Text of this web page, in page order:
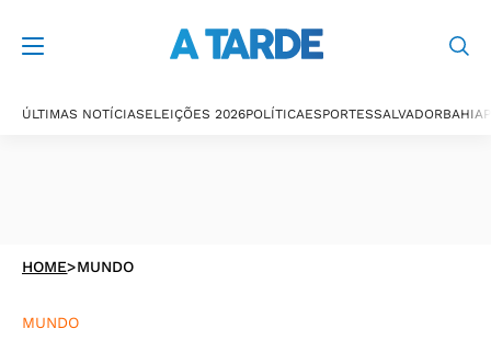
ÚLTIMAS NOTÍCIASELEIÇÕES 2026POLÍTICAESPORTESSALVADORBAHIA
HOME>MUNDO
MUNDO